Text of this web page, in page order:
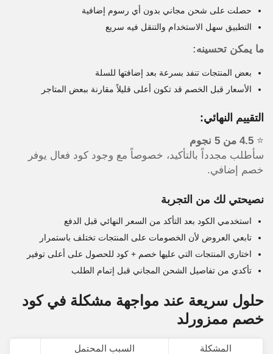
حصلت على شحن مجاني بدون أي رسوم إضافية
التطبيق سهل الاستخدام والتنقل فيه سريع
ما يمكن تحسينه:
بعض المنتجات تنفد بسرعة بعد إضافتها للسلة
الأسعار قبل الخصم قد تكون أعلى قليلاً مقارنة ببعض المتاجر
التقييم النهائي:
⭐ 4.5 من 5 نجوم
سأطلب مجدداً بالتأكيد، خصوصاً مع وجود كود فعال يوفر
خصم إضافي.
نصيحتي لك من التجربة
استخدمي الكود بعد التأكد من السعر النهائي قبل الدفع
تابعي العروض لأن الخصومات على المنتجات تختلف باستمرار
اختاري المنتجات التي عليها خصم + كود للحصول على أعلى توفير
تأكدي من تفاصيل الشحن المجاني قبل إتمام الطلب
حلول سريعة عند مواجهة مشكلة في كود
خصم ممزورلد
المشكلة
السبب المحتمل